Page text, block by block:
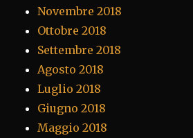
Novembre 2018
Ottobre 2018
Settembre 2018
Agosto 2018
Luglio 2018
Giugno 2018
Maggio 2018